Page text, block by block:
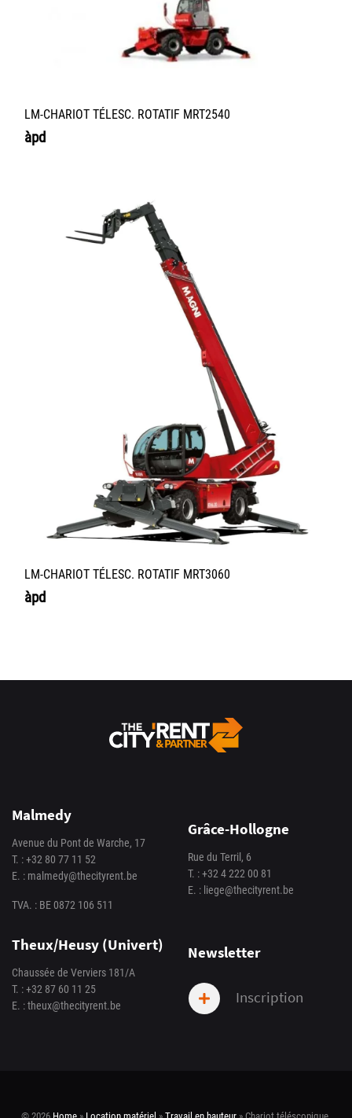
LM-CHARIOT TÉLESC. ROTATIF MRT2540
àpd
LM-CHARIOT TÉLESC. ROTATIF MRT3060
àpd
Malmedy
Avenue du Pont de Warche, 17
T. :+32 80 77 11 52
E. : malmedy@thecityrent.be
TVA. : BE 0872 106 511
Grâce-Hollogne
Rue du Terril, 6
T. :+32 4 222 00 81
E. : liege@thecityrent.be
Theux/Heusy (Univert)
Chaussée de Verviers 181/A
T. :+32 87 60 11 25
E. :theux@thecityrent.be
Newsletter
Inscription